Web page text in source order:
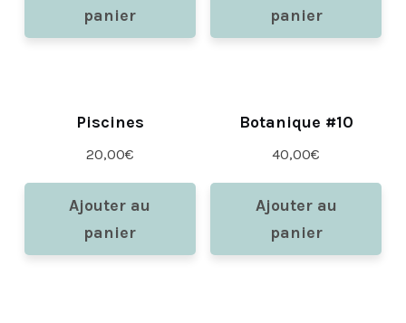
panier
panier
Piscines
20,00€
Ajouter au
panier
Botanique #10
40,00€
Ajouter au
panier